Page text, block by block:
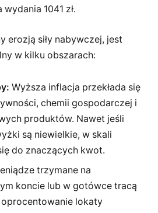
1041 zł.
erozją siły nabywczej, jest
w kilku obszarach:
Wyższa inflacja przekłada się
chemii gospodarczej i
produktów. Nawet jeśli
są niewielkie, w skali
do znaczących kwot.
trzymane na
koncie lub w gotówce tracą
lokaty